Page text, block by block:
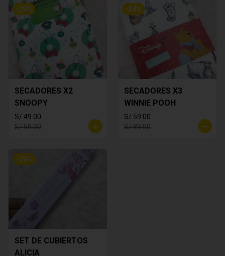
-29%
SECADORES X2
SNOOPY
S/ 49.00
S/ 69.00
-34%
SECADORES X3
WINNIE POOH
S/ 59.00
S/ 89.00
-29%
SET DE CUBIERTOS
ALICIA